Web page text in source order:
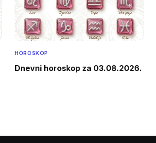
HOROSKOP
Dnevni horoskop za 03.08.2026.